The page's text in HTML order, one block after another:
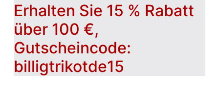
Erhalten Sie 15 % Rabatt
über 100 €,
Gutscheincode:
billigtrikotde15